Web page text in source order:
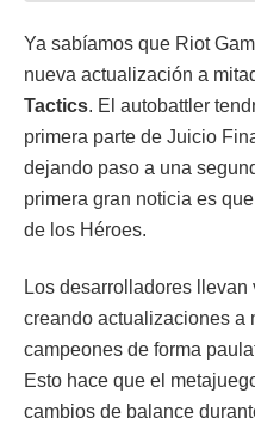
Ya sabíamos que Riot
nueva actualización a
Tactics. El autobattler
primera parte de Juicio
dejando paso a una
primera gran noticia es
de los Héroes.
Los desarrolladores
creando actualizaciones a
campeones de forma
Esto hace que el
cambios de balance